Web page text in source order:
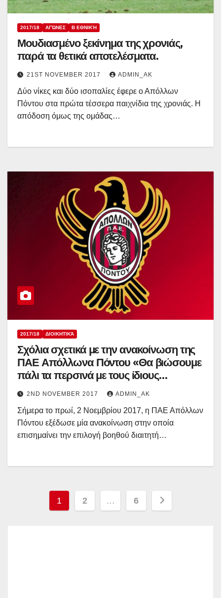
2017/18 ΑΓΏΝΕΣ Β ΕΘΝΙΚΉ
Μουδιασμένο ξεκίνημα της χρονιάς,
παρά τα θετικά αποτελέσματα.
21ST NOVEMBER 2017 ADMIN_AK
Δύο νίκες και δύο ισοπαλίες έφερε ο Απόλλων
Πόντου στα πρώτα τέσσερα παιχνίδια της χρονιάς. Η
απόδοση όμως της ομάδας…
2017/18 ΔΙΟΙΚΗΤΙΚΆ
Σχόλια σχετικά με την ανακοίνωση της
ΠΑΕ Απόλλωνα Πόντου «Θα βιώσουμε
πάλι τα περσινά με τους ίδιους
“πρωταγωνιστές”;»
2ND NOVEMBER 2017 ADMIN_AK
Σήμερα το πρωί, 2 Νοεμβρίου 2017, η ΠΑΕ Απόλλων
Πόντου εξέδωσε μία ανακοίνωση στην οποία
επισημαίνει την επιλογή βοηθού διαιτητή…
Posts
1 2 … 6